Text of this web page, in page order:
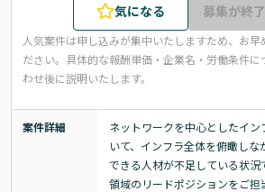
気になる 募集が終
人気案件は申し込みが集中いたしますため、お早
ださい。 具体的な報酬単価・企業名・労働条件
わせ後に説明いたします。
案件詳細
ネットワークを中心としたイン
いて、インフラ全体を俯瞰し
できる人材が不足している状況
領域のリードポジションをご担